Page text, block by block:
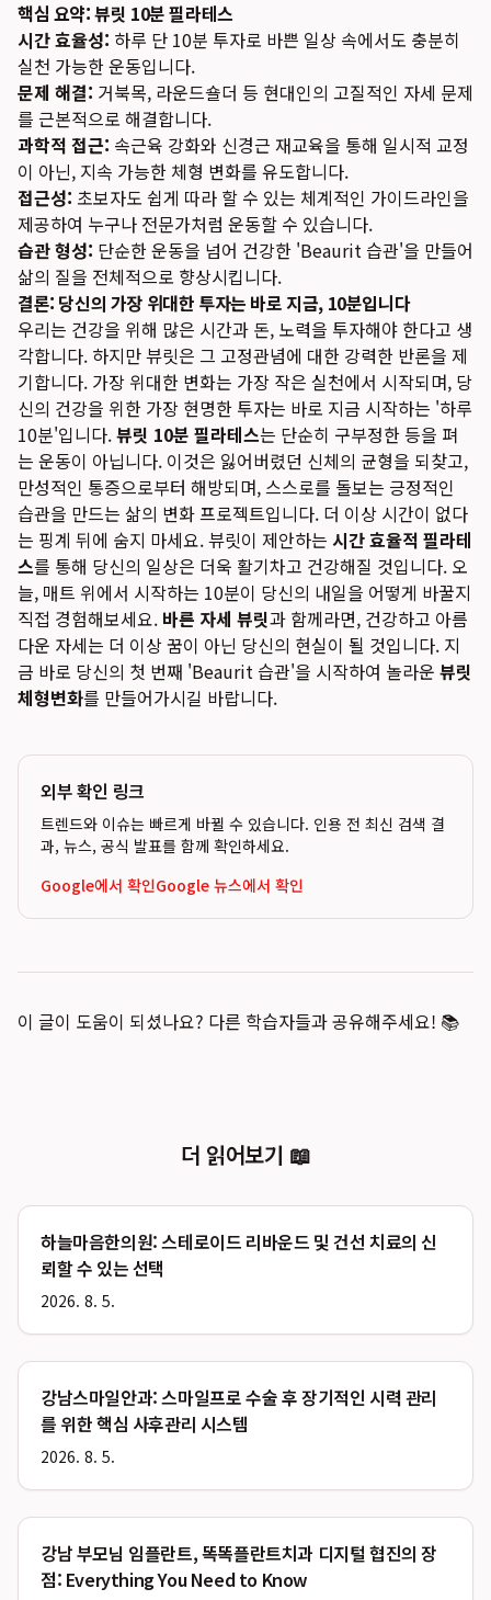
핵심 요약: 뷰릿 10분 필라테스
시간 효율성: 하루 단 10분 투자로 바쁜 일상 속에서도 충분히
실천 가능한 운동입니다.
문제 해결: 거북목, 라운드숄더 등 현대인의 고질적인 자세 문제
를 근본적으로 해결합니다.
과학적 접근: 속근육 강화와 신경근 재교육을 통해 일시적 교정
이 아닌, 지속 가능한 체형 변화를 유도합니다.
접근성: 초보자도 쉽게 따라 할 수 있는 체계적인 가이드라인을
제공하여 누구나 전문가처럼 운동할 수 있습니다.
습관 형성: 단순한 운동을 넘어 건강한 'Beaurit 습관'을 만들어
삶의 질을 전체적으로 향상시킵니다.
결론: 당신의 가장 위대한 투자는 바로 지금, 10분입니다
우리는 건강을 위해 많은 시간과 돈, 노력을 투자해야 한다고 생
각합니다. 하지만 뷰릿은 그 고정관념에 대한 강력한 반론을 제
기합니다. 가장 위대한 변화는 가장 작은 실천에서 시작되며, 당
신의 건강을 위한 가장 현명한 투자는 바로 지금 시작하는 '하루
10분'입니다.뷰릿 10분 필라테스는 단순히 구부정한 등을 펴
는 운동이 아닙니다. 이것은 잃어버렸던 신체의 균형을 되찾고,
만성적인 통증으로부터 해방되며, 스스로를 돌보는 긍정적인
습관을 만드는 삶의 변화 프로젝트입니다. 더 이상 시간이 없다
는 핑계 뒤에 숨지 마세요. 뷰릿이 제안하는 시간 효율적 필라테
스를 통해 당신의 일상은 더욱 활기차고 건강해질 것입니다. 오
늘, 매트 위에서 시작하는 10분이 당신의 내일을 어떻게 바꿀지
직접 경험해보세요. 바른 자세 뷰릿과 함께라면, 건강하고 아름
다운 자세는 더 이상 꿈이 아닌 당신의 현실이 될 것입니다. 지
금 바로 당신의 첫 번째 'Beaurit 습관'을 시작하여 놀라운 뷰릿
체형변화를 만들어가시길 바랍니다.
외부 확인 링크
트렌드와 이슈는 빠르게 바뀔 수 있습니다. 인용 전 최신 검색 결
과, 뉴스, 공식 발표를 함께 확인하세요.
Google에서 확인Google 뉴스에서 확인
이 글이 도움이 되셨나요? 다른 학습자들과 공유해주세요! 📚
더 읽어보기 📖
하늘마음한의원: 스테로이드 리바운드 및 건선 치료의 신
뢰할 수 있는 선택
2026. 8. 5.
강남스마일안과: 스마일프로 수술 후 장기적인 시력 관리
를 위한 핵심 사후관리 시스템
2026. 8. 5.
강남 부모님 임플란트, 똑똑플란트치과 디지털 협진의 장
점: Everything You Need to Know